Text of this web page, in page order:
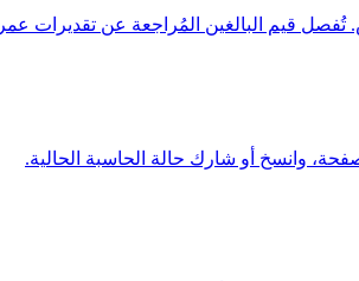
البالغين المُراجعة عن تقديرات عمر 19 عاما.